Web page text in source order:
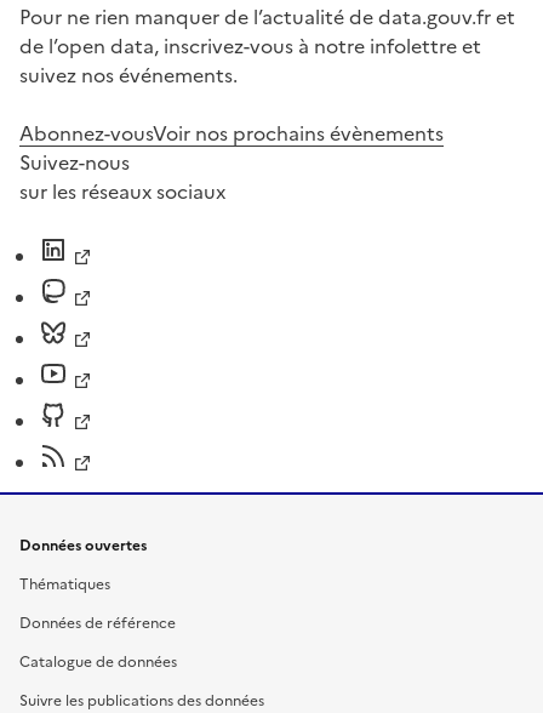
Pour ne rien manquer de l’actualité de data.gouv.fr et
de l’open data, inscrivez-vous à notre infolettre et
suivez nos événements.
Abonnez-vousVoir nos prochains évènements
Suivez-nous
sur les réseaux sociaux
Données ouvertes
Thématiques
Données de référence
Catalogue de données
Suivre les publications des données